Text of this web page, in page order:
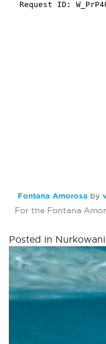
Fontana Amorosa by
For the Fontana
Posted in